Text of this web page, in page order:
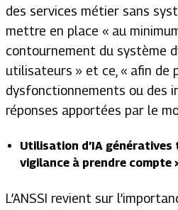
des services métier sans
mettre en place « au
contournement du système
utilisateurs » et ce, « afin de
dysfonctionnements ou des
réponses apportées par le
Utilisation d’IA génératives
vigilance à prendre compte
L’ANSSI revient sur